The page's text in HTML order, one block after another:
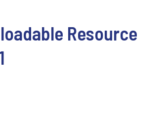
Resource